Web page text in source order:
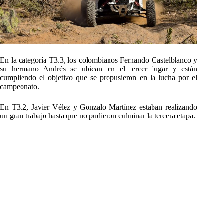
En la categoría T3.3, los colombianos Fernando Castelblanco y
su hermano Andrés se ubican en el tercer lugar y están
cumpliendo el objetivo que se propusieron en la lucha por el
campeonato.
En T3.2, Javier Vélez y Gonzalo Martínez estaban realizando
un gran trabajo hasta que no pudieron culminar la tercera etapa.